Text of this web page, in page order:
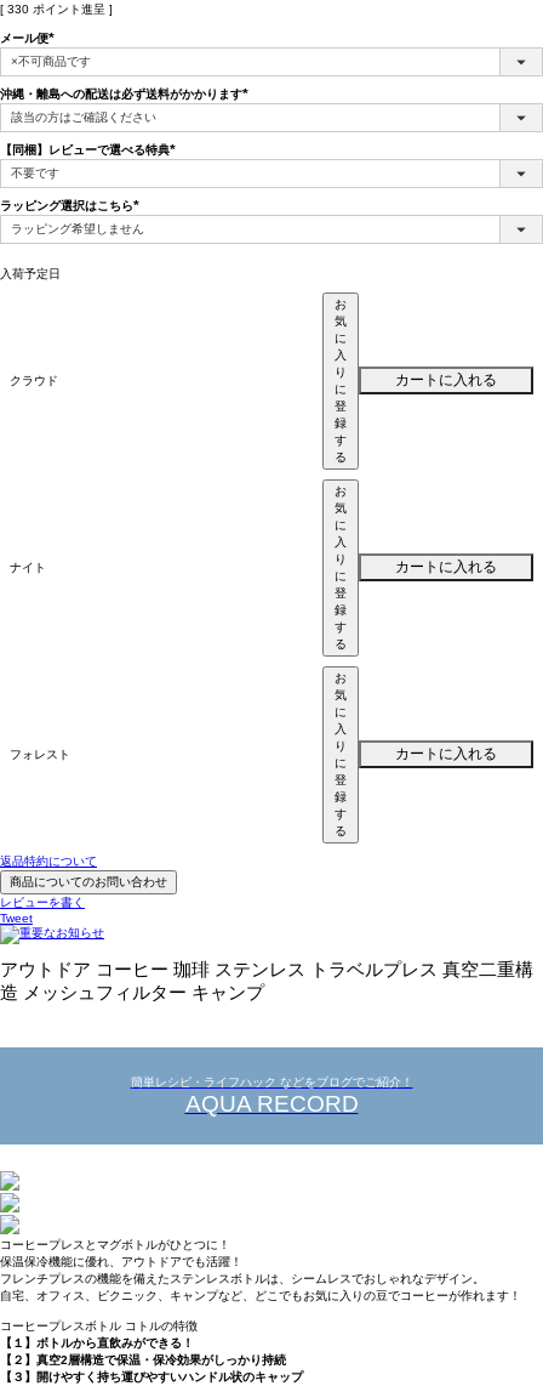
[ 330 ポイント進呈 ]
メール便
(必
須)
沖縄・離島への配送は必ず送料がかかります
【同梱】レビューで選べる特典
ラッピング選択はこちら
(必
入荷予定日
クラウド
お
気
に
入
り
に
登
録
す
る
カートに入れる
ナイト
お
気
に
入
り
に
登
録
す
る
カートに入れる
フォレスト
お
気
に
入
り
に
登
録
す
る
カートに入れる
返品特約について
商品についてのお問い合わせ
レビューを書く
Tweet
アウトドア コーヒー 珈琲 ステンレス トラベルプレス 真空二重構
造 メッシュフィルター キャンプ
簡単レシピ・ライフハック などをブログでご紹介！
AQUA RECORD
コーヒープレスとマグボトルがひとつに！
保温保冷機能に優れ、アウトドアでも活躍！
フレンチプレスの機能を備えたステンレスボトルは、シームレスでおしゃれなデザイン。
自宅、オフィス、ピクニック、キャンプなど、どこでもお気に入りの豆でコーヒーが作れます！
コーヒープレスボトル コトルの特徴
【１】ボトルから直飲みができる！
【２】真空2層構造で保温・保冷効果がしっかり持続
【３】開けやすく持ち運びやすいハンドル状のキャップ